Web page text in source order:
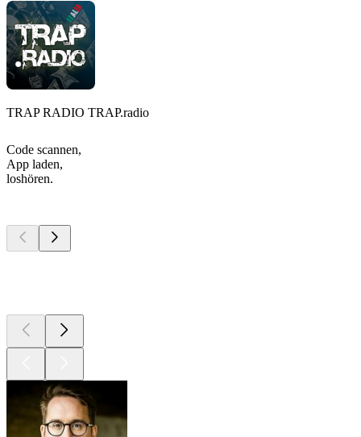
TRAP RADIO TRAP.radio
Code scannen,
App laden,
loshören.